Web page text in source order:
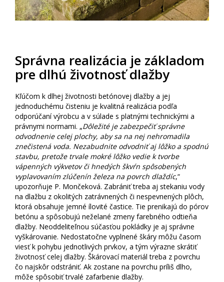
Správna realizácia je základom
pre dlhú životnosť dlažby
Kľúčom k dlhej životnosti betónovej dlažby a jej
jednoduchému čisteniu je kvalitná realizácia podľa
odporúčaní výrobcu a v súlade s platnými technickými a
právnymi normami. „Dôležité je zabezpečiť správne
odvodnenie celej plochy, aby sa na nej nehromadila
znečistená voda. Nezabudnite odvodniť aj lôžko a spodnú
stavbu, pretože trvale mokré lôžko vedie k tvorbe
vápenných výkvetov či hnedých škvŕn spôsobených
vyplavovaním zlúčenín železa na povrch dlaždíc,“
upozorňuje P. Mončeková. Zabrániť treba aj stekaniu vody
na dlažbu z okolitých zatrávnených či nespevnených plôch,
ktorá obsahuje jemné ílovité častice. Tie prenikajú do pórov
betónu a spôsobujú neželané zmeny farebného odtieňa
dlažby. Neoddeliteľnou súčasťou pokládky je aj správne
vyškárovanie. Nedostatočne vyplnené škáry môžu časom
viesť k pohybu jednotlivých prvkov, a tým výrazne skrátiť
životnosť celej dlažby. Škárovací materiál treba z povrchu
čo najskôr odstrániť. Ak zostane na povrchu príliš dlho,
môže spôsobiť trvalé zafarbenie dlažby.